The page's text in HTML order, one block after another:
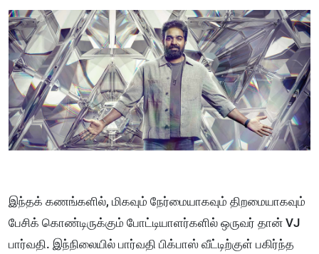
இந்தக் கணங்களில், மிகவும் நேர்மையாகவும் திறமையாகவும்
பேசிக் கொண்டிருக்கும் போட்டியாளர்களில் ஒருவர் தான் VJ
பார்வதி. இந்நிலையில் பார்வதி பிக்பாஸ் வீட்டிற்குள் பகிர்ந்த